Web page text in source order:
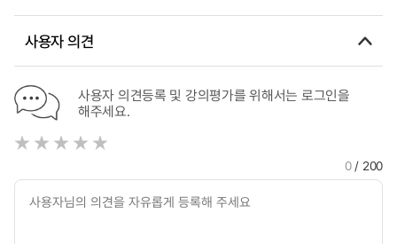
Status for the Development of the Library of
사용자 의견
사용자 의견등록 및 강의평가를 위해서는 로그인을
해주세요.
0/ 200